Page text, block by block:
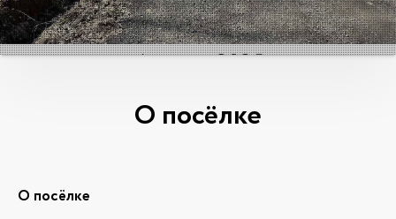
О посёлке
О посёлке